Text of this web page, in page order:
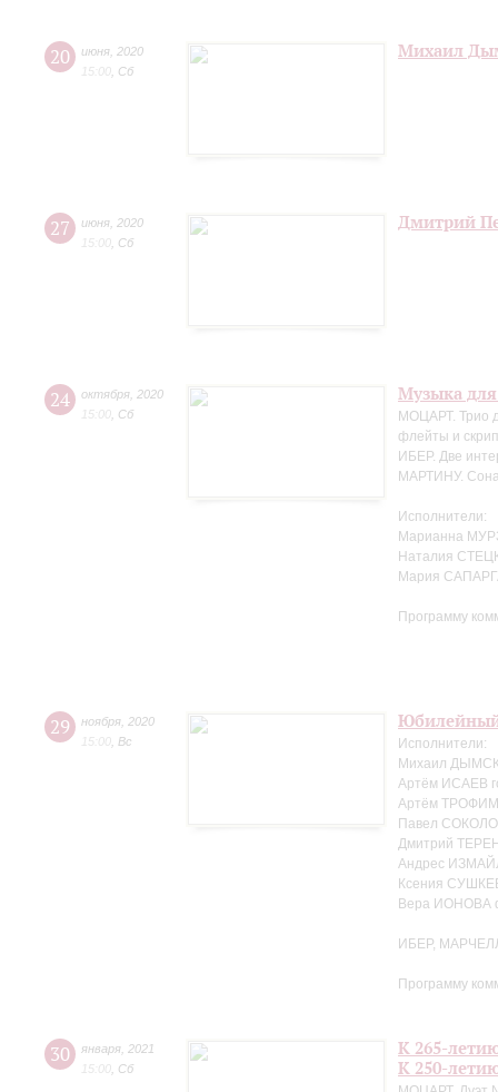
20 июня 2020
15:00 Сб
Михаил
27 июня 2020
15:00 Сб
Дмитрий
24 октября 2020
15:00 Сб
Музыка
МОЦАРТ. Трио
флейты и
ИБЕР. Две
МАРТИНУ.
Исполнители:
Марианна
Наталия
Мария
Программу
29 ноября 2020
15:00 Вс
Исполнители:
Михаил
Артём ИСАЕВ
Артём
Павел
Дмитрий
Андрес
Ксения
Вера ИОНОВА
ИБЕР,
Программу
30 января 2021
15:00 Сб
К 265-
К 250-